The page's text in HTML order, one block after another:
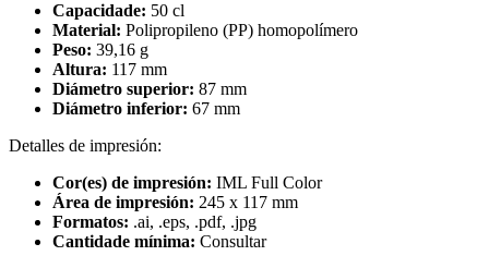
Capacidade: 50 cl
Material: Polipropileno (PP) homopolímero
Peso: 39,16 g
Altura: 117 mm
Diámetro superior: 87 mm
Diámetro inferior: 67 mm
Detalles de impresión:
Cor(es) de impresión: IML Full Color
Área de impresión: 245 x 117 mm
Formatos: .ai, .eps, .pdf, .jpg
Cantidade mínima: Consultar